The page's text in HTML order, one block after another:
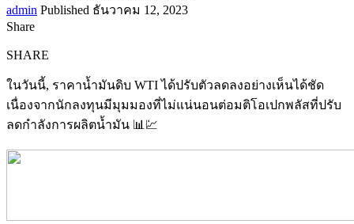
admin Published ธันวาคม 12, 2023
Share
SHARE
ในวันนี้, ราคาน้ำมันดิบ WTI ได้ปรับตัวลดลงอย่างเห็นได้ชัด
เนื่องจากนักลงทุนมีมุมมองที่ไม่แน่นอนต่อมติโอเปกพลัสที่ปรับ
ลดกำลังการผลิตน้ำมัน 📊💹